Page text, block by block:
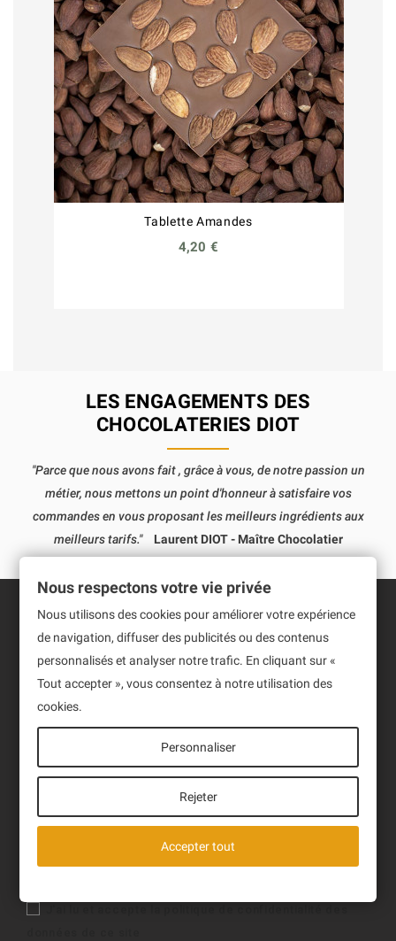
Tablette Amandes
4,20 €
LES ENGAGEMENTS DES
CHOCOLATERIES DIOT
"Parce que nous avons fait , grâce à vous, de notre passion un
métier, nous mettons un point d'honneur à satisfaire vos
commandes en vous proposant les meilleurs ingrédients aux
meilleurs tarifs."
Laurent DIOT - Maître Chocolatier
Informations
Produits
Notre société
Sign up to receive our latest News and events.
Nous respectons votre vie privée
Nous utilisons des cookies pour améliorer votre expérience
de navigation, diffuser des publicités ou des contenus
personnalisés et analyser notre trafic. En cliquant sur «
Tout accepter », vous consentez à notre utilisation des
cookies.
Personnaliser
Rejeter
Accepter tout